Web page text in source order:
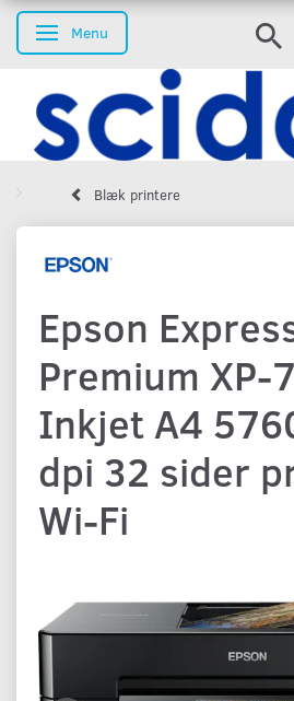
Skifte navigation
Menu
Blæk printere
Epson
Premium XP-
Inkjet A4
dpi 32 sider
Wi-Fi